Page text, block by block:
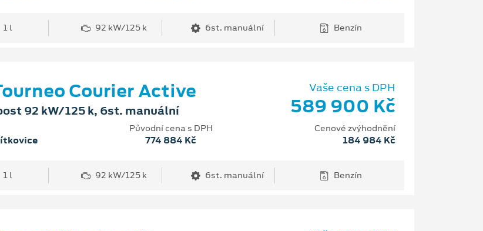
1 l 92 kW/125 k 6st. manuální Benzín
Courier Active
92 kW/125 k, 6st. manuální
Vaše cena s DPH
589 900 Kč
Původní cena s DPH
774 884 Kč
Cenové zvýhodnění
184 984 Kč
1 l 92 kW/125 k 6st. manuální Benzín